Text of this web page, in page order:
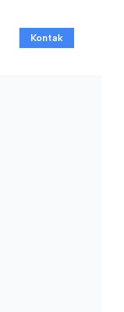
Kontak